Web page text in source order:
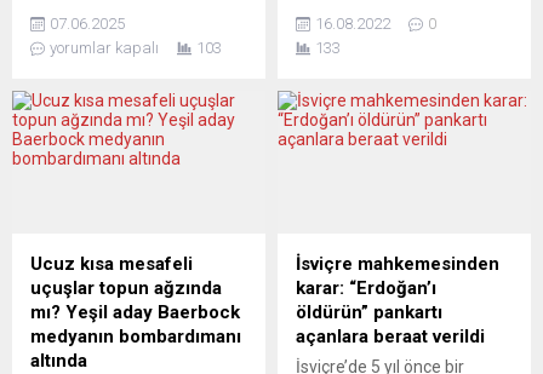
noktasına doğru
sürükleniyor. Rusya’nın
NATO savunma doktrininde
tarihi bir kırılma yaşanıyor.
Perşembe günü toplanan
kapasite hedeflerinde
uzlaştı. ABD artık sadece
yüzde 2 değil, gayrisafi
yurtiçi hasılanın yüzde 5’ine
denk gelen bir savunma
07.06.2025
yorumlar kapalı
103
Silahlı Kuvvetleri’nin askeri
operasyonlarının
planlandığını ve
uygulandığını ileri sürdü.
dönemindeki durumdan
daha kötü olduğunu söyledi.
Şoygu, 10’uncu Moskova
Uluslararası Güvenlik
Konferansı’nda yaptığı
16.08.2022
0
133
Ucuz kısa mesafeli
uçuşlar topun ağzında
mı? Yeşil aday Baerbock
medyanın bombardımanı
altında
İsviçre mahkemesinden
karar: “Erdoğan’ı
öldürün” pankartı
açanlara beraat verildi
İsviçre’de 5 yıl önce bir